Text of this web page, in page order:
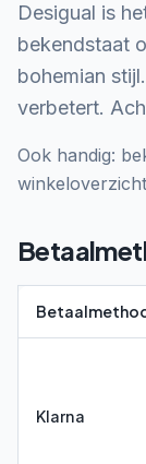
Desigual is
bekendstaat
bohemian
verbetert.
Ook handig:
Klarna